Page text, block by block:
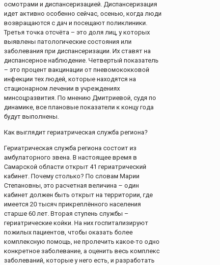
осмотрами и диспансеризацией. Диспансеризация
идет активно особенно сейчас, осенью, когда люди
возвращаются с дач и посещают поликлиники.
Третья точка отсчёта – это доля лиц, у которых
выявлены патологические состояния или
заболевания при диспансеризации. Их ставят на
диспансерное наблюдение. Четвертый показатель
– это процент вакцинации от пневомококковой
инфекции тех людей, которые находятся на
стационарном лечении в учреждениях
минсоцразвития. По мнению Дмитриевой, судя по
динамике, все плановые показатели к концу года
будут выполнены.
Как выглядит гериатрическая служба региона?
Гериатрическая служба региона состоит из
амбулаторного звена. В настоящее время в
Самарской области открыт 41 гериатрический
кабинет. Почему столько? По словам Марии
Степановны, это расчетная величина – один
кабинет должен быть открыт на территории, где
имеется 20 тысяч прикреплённого населения
старше 60 лет. Вторая ступень службы –
гериатрические койки. На них госпитализируют
пожилых пациентов, чтобы оказать более
комплексную помощь, не пролечить какое-то одно
конкретное заболевание, а оценить весь комплекс
заболеваний, которые у него есть, и разработать